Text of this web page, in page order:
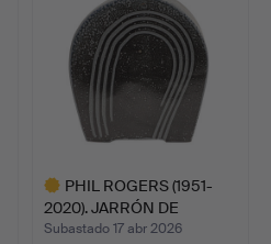
PHIL ROGERS (1951-
2020). JARRÓN DE
CERÁMIC…
Subastado 17 abr 2026